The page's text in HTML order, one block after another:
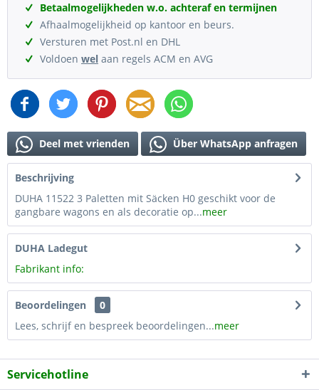
Betaalmogelijkheden w.o. achteraf en termijnen
Afhaalmogelijkheid op kantoor en beurs.
Versturen met Post.nl en DHL
Voldoen wel aan regels ACM en AVG
Deel met vrienden Über WhatsApp anfragen
Beschrijving
DUHA 11522 3 Paletten mit Säcken H0 geschikt voor de
gangbare wagons en als decoratie op...meer
DUHA Ladegut
Fabrikant info:
Beoordelingen
0
Lees, schrijf en bespreek beoordelingen...meer
Servicehotline